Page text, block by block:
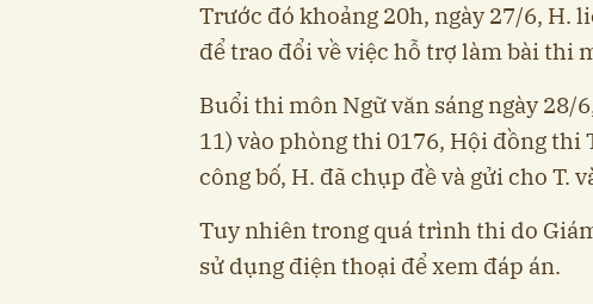
Trước đó khoảng 20h, ngày 27/6, H.
để trao đổi về việc hỗ trợ làm bài thi
Buổi thi môn Ngữ văn sáng ngày
11) vào phòng thi 0176, Hội đồng thi
công bố, H. đã chụp đề và gửi cho T.
Tuy nhiên trong quá trình thi do
sử dụng điện thoại để xem đáp án.